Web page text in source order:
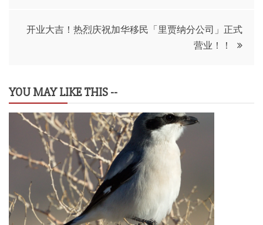
开业大吉！热烈庆祝加华移民「里贾纳分公司」正式
营业！！
YOU MAY LIKE THIS --